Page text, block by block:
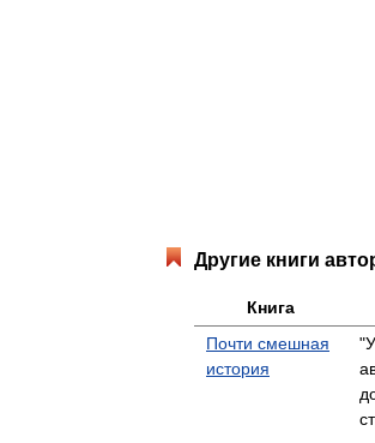
Другие книги
Книга
Почти смешная
история